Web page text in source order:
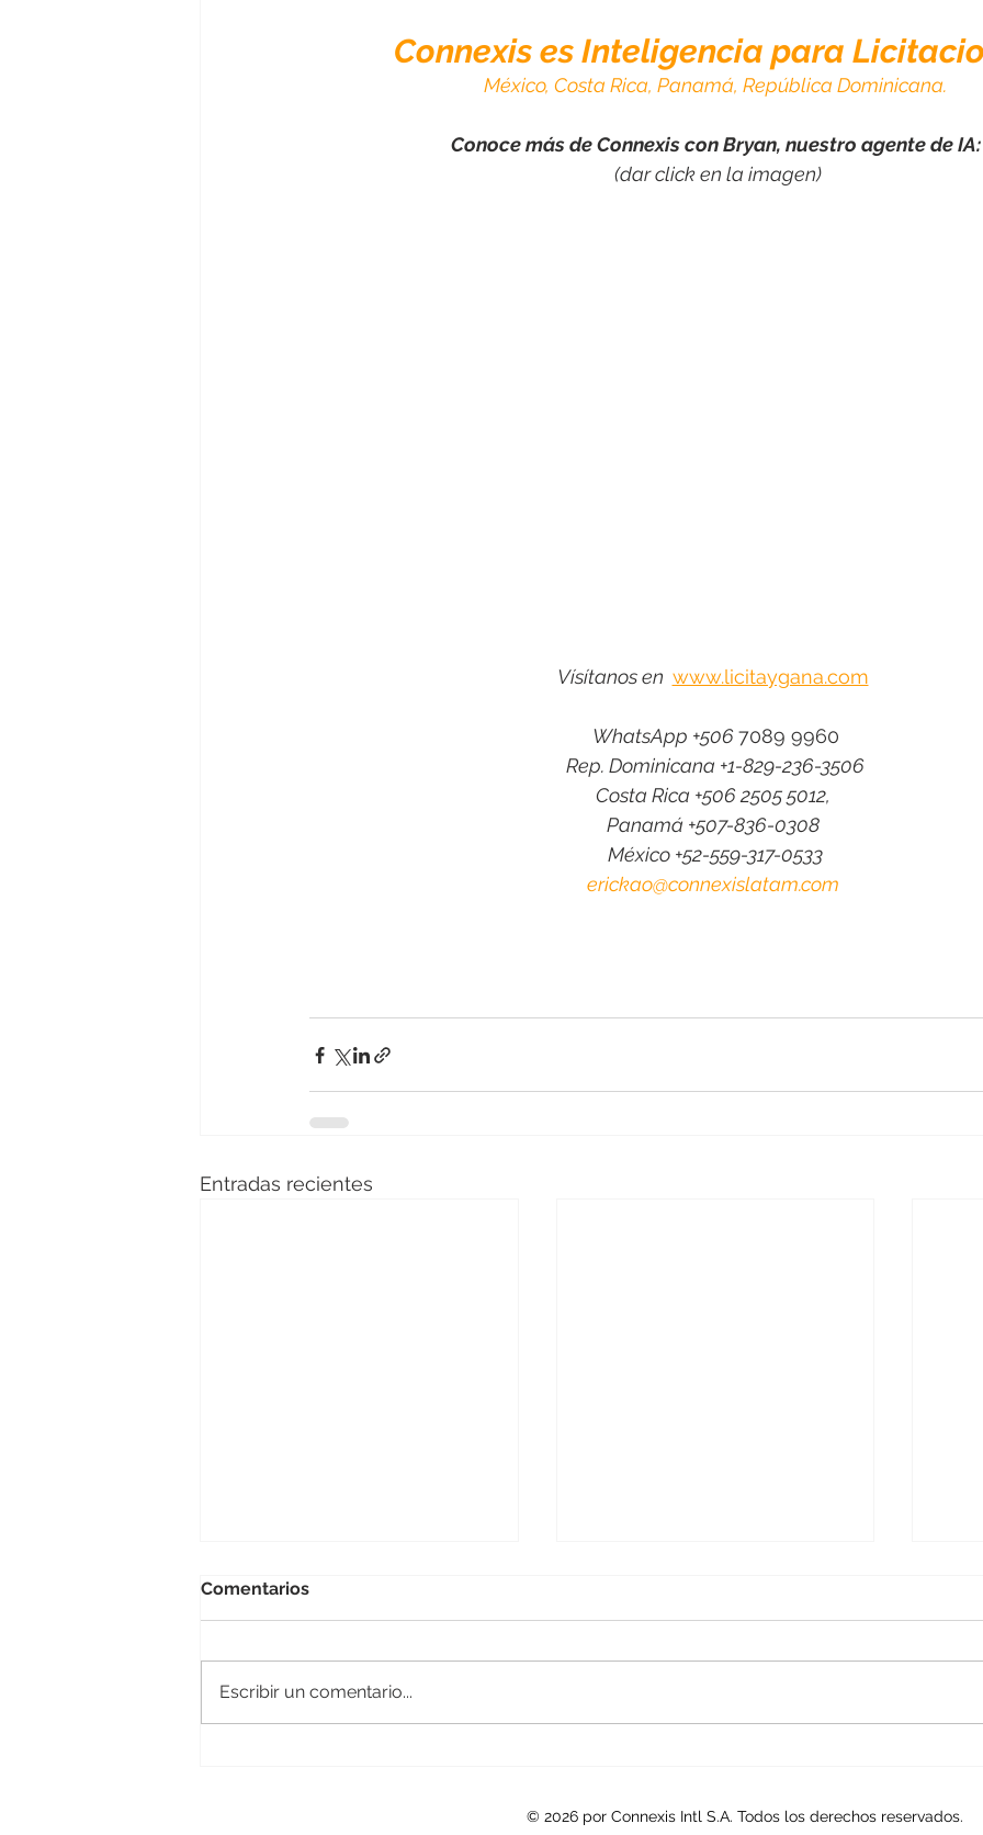
Connexis es Inteligencia para
México, Costa Rica, Panamá, República Dominicana.
Conoce más de Connexis con Bryan, nuestro agente de IA:
(dar click en la imagen)
Vísítanos en www.licitaygana.com
WhatsApp +506 7089 9960
Rep. Dominicana +1-829-236-3506
Costa Rica +506 2505 5012,
Panamá +507-836-0308
México +52-559-317-0533
erickao@connexislatam.com
Entradas recientes
Comentarios
Escribir un comentario...
© 2026 por Connexis Intl S.A. Todos los derechos reservados.